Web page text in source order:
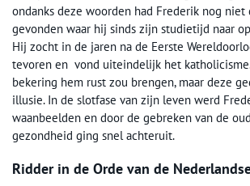
ondanks deze woorden had Frederik nog
gevonden waar hij sinds zijn studietijd naar
Hij zocht in de jaren na de Eerste
tevoren en vond uiteindelijk het
bekering hem rust zou brengen, maar deze
illusie. In de slotfase van zijn leven werd
waanbeelden en door de gebreken van de
gezondheid ging snel achteruit.
Ridder in de Orde van de